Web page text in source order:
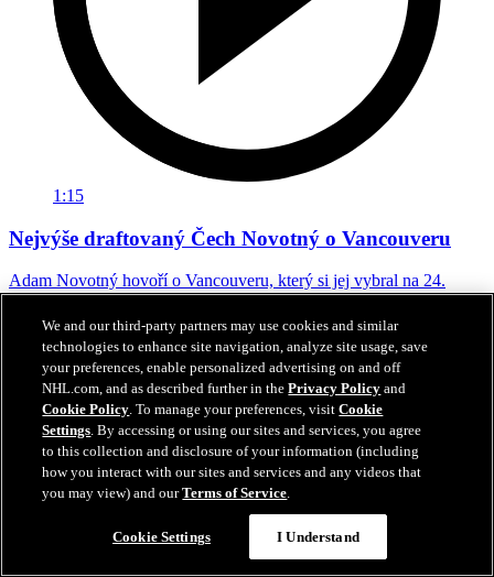
1:15
Nejvýše draftovaný Čech Novotný o Vancouveru
Adam Novotný hovoří o Vancouveru, který si jej vybral na 24.
místě draftu
27. čvn 2026
We and our third-party partners may use cookies and similar
technologies to enhance site navigation, analyze site usage, save
your preferences, enable personalized advertising on and off
NHL.com, and as described further in thePrivacy Policy and
Cookie Policy. To manage your preferences, visitCookie
Settings. By accessing or using our sites and services, you agree
to this collection and disclosure of your information (including
how you interact with our sites and services and any videos that
you may view) and ourTerms of Service.
Cookie Settings I Understand